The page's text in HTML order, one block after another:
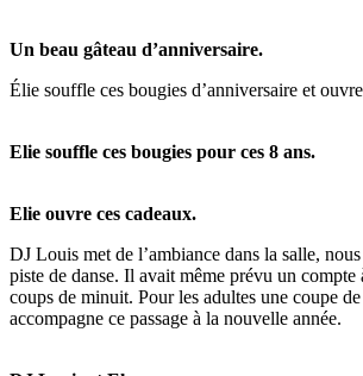
Un beau gâteau d’anniversaire.
Élie souffle ces bougies d’anniversaire et
Elie souffle ces bougies pour ces 8 ans.
Elie ouvre ces cadeaux.
DJ Louis met de l’ambiance dans la salle,
piste de danse. Il avait même prévu un compte
coups de minuit. Pour les adultes une coupe
accompagne ce passage à la nouvelle année.